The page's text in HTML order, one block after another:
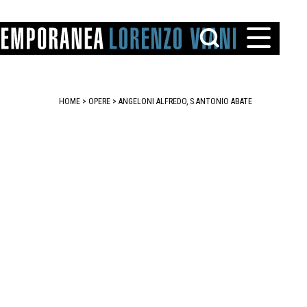
HOME > OPERE > ANGELONI ALFREDO, S.ANTONIO ABATE